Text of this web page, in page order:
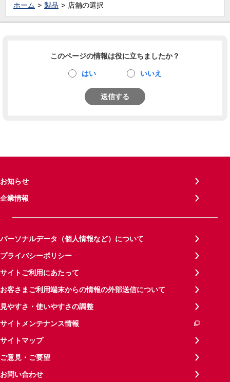
ホーム 製品 店舗の選択
このページの情報は役に立ちましたか？
はい いいえ
送信する
お知らせ
企業情報
パーソナルデータ（個人情報など）について
プライバシーポリシー
サイトご利用にあたって
お客さまご利用端末からの情報の外部送信について
見やすさ・使いやすさの調整
サイトメンテナンス情報
サイトマップ
ご意見・ご要望
お問い合わせ